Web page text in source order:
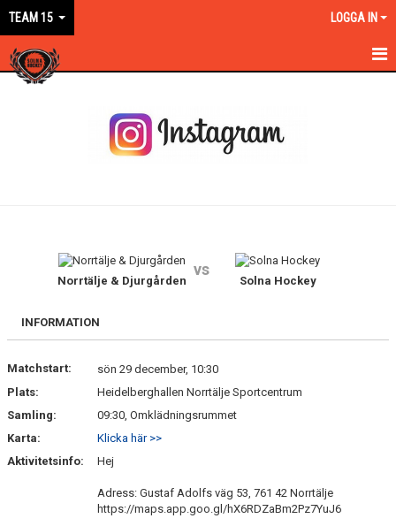
TEAM 15 LOGGA IN
BILDGALLERI
DOKUMENT
Norrtälje & Djurgården
vs
Solna Hockey
INFORMATION
Matchstart:
sön 29 december, 10:30
Plats:
Heidelberghallen Norrtälje Sportcentrum
Samling:
09:30, Omklädningsrummet
Karta:
Klicka här >>
Aktivitetsinfo:
Hej
Adress: Gustaf Adolfs väg 53, 761 42 Norrtälje
https://maps.app.goo.gl/hX6RDZaBm2Pz7YuJ6